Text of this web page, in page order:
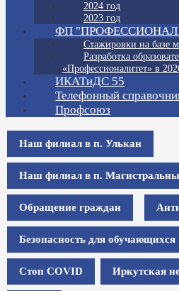
2024 год
2023 год
ФП
Стажировки на базе
Разработка
«Профессионалитет» в
ИКАТиДС 55
Телефонный
Профсоюз
Наш филиал в п. Улькан
Наш филиал в п.
Обращение граждан
Безопасность для обучающихся
Стоп COVID Иркутская